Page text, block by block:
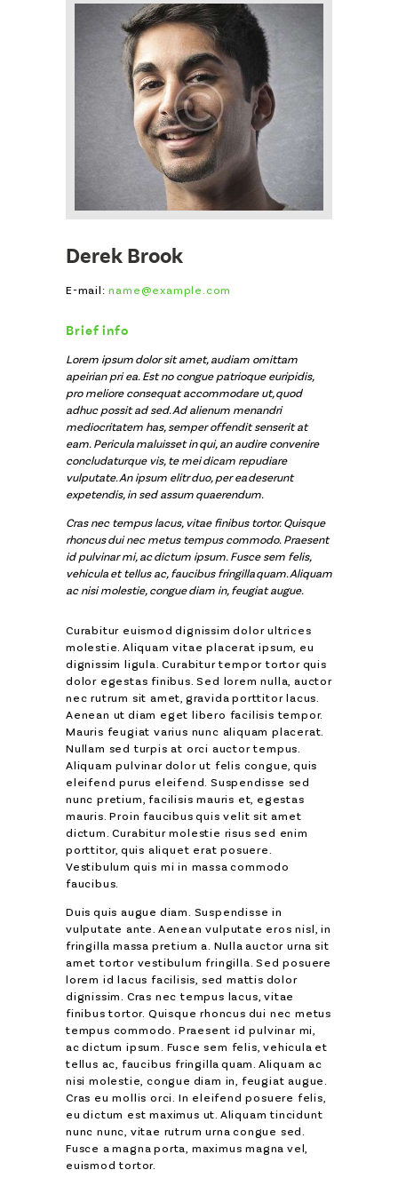
Derek Brook
E-mail:name@example.com
Brief info
Lorem ipsum dolor sit amet, audiam omittam
apeirian pri ea. Est no congue patrioque euripidis,
pro meliore consequat accommodare ut, quod
adhuc possit ad sed. Ad alienum menandri
mediocritatem has, semper offendit senserit at
eam. Pericula maluisset in qui, an audire convenire
concludaturque vis, te mei dicam repudiare
vulputate. An ipsum elitr duo, per ea deserunt
expetendis, in sed assum quaerendum.
Cras nec tempus lacus, vitae finibus tortor. Quisque
rhoncus dui nec metus tempus commodo. Praesent
id pulvinar mi, ac dictum ipsum. Fusce sem felis,
vehicula et tellus ac, faucibus fringilla quam. Aliquam
ac nisi molestie, congue diam in, feugiat augue.
Curabitur euismod dignissim dolor ultrices
molestie. Aliquam vitae placerat ipsum, eu
dignissim ligula. Curabitur tempor tortor quis
dolor egestas finibus. Sed lorem nulla, auctor
nec rutrum sit amet, gravida porttitor lacus.
Aenean ut diam eget libero facilisis tempor.
Mauris feugiat varius nunc aliquam placerat.
Nullam sed turpis at orci auctor tempus.
Aliquam pulvinar dolor ut felis congue, quis
eleifend purus eleifend. Suspendisse sed
nunc pretium, facilisis mauris et, egestas
mauris. Proin faucibus quis velit sit amet
dictum. Curabitur molestie risus sed enim
porttitor, quis aliquet erat posuere.
Vestibulum quis mi in massa commodo
faucibus.
Duis quis augue diam. Suspendisse in
vulputate ante. Aenean vulputate eros nisl, in
fringilla massa pretium a. Nulla auctor urna sit
amet tortor vestibulum fringilla. Sed posuere
lorem id lacus facilisis, sed mattis dolor
dignissim. Cras nec tempus lacus, vitae
finibus tortor. Quisque rhoncus dui nec metus
tempus commodo. Praesent id pulvinar mi,
ac dictum ipsum. Fusce sem felis, vehicula et
tellus ac, faucibus fringilla quam. Aliquam ac
nisi molestie, congue diam in, feugiat augue.
Cras eu mollis orci. In eleifend posuere felis,
eu dictum est maximus ut. Aliquam tincidunt
nunc nunc, vitae rutrum urna congue sed.
Fusce a magna porta, maximus magna vel,
euismod tortor.